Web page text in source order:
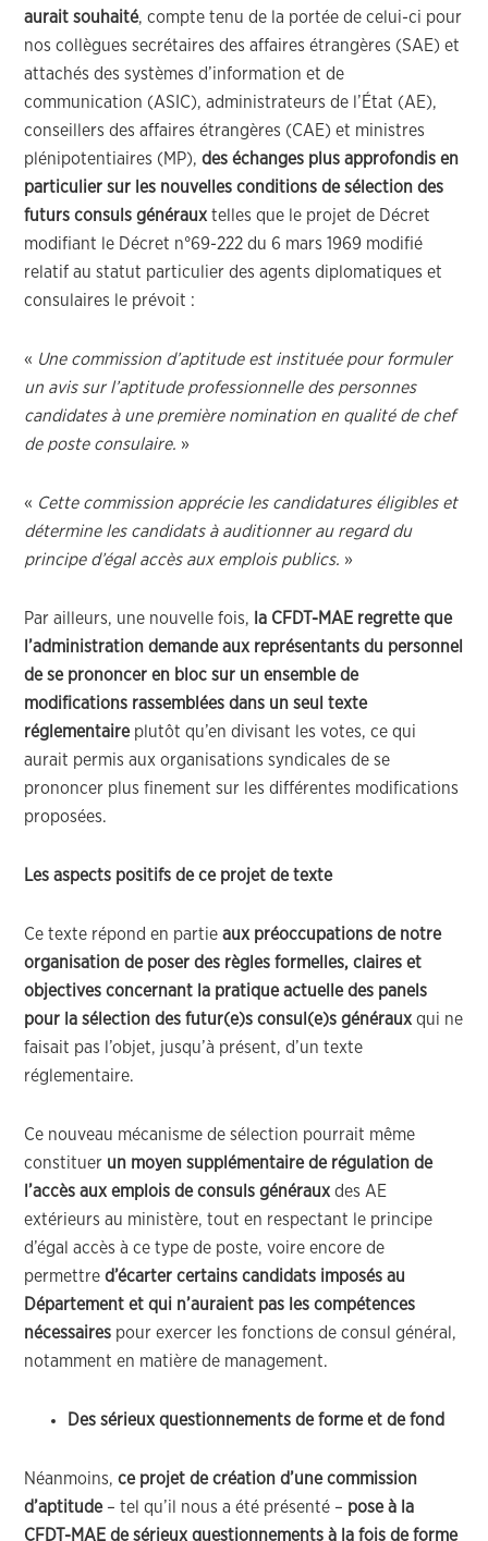
aurait souhaité, compte tenu de la portée de celui-ci pour
nos collègues secrétaires des affaires étrangères (SAE) et
attachés des systèmes d’information et de
communication (ASIC), administrateurs de l’État (AE),
conseillers des affaires étrangères (CAE) et ministres
plénipotentiaires (MP),des échanges plus approfondis en
particulier sur les nouvelles conditions de sélection des
futurs consuls générauxtelles que le projet de Décret
modifiant le Décret n°69-222 du 6 mars 1969 modifié
relatif au statut particulier des agents diplomatiques et
consulaires le prévoit :
« Une commission d’aptitude est instituée pour formuler
un avis sur l’aptitude professionnelle des personnes
candidates à une première nomination en qualité de chef
de poste consulaire. »
« Cette commission apprécie les candidatures éligibles et
détermine les candidats à auditionner au regard du
principe d’égal accès aux emplois publics. »
Par ailleurs, une nouvelle fois, la CFDT-MAE regrette que
l’administration demande aux représentants du personnel
de se prononcer en bloc sur un ensemble de
modifications rassemblées dans un seul texte
réglementaireplutôt qu’en divisant les votes, ce qui
aurait permis aux organisations syndicales de se
prononcer plus finement sur les différentes modifications
proposées.
Les aspects positifs de ce projet de texte
Ce texte répond en partie aux préoccupations de notre
organisation de poser des règles formelles, claires et
objectives concernant la pratique actuelle des panels
pour la sélection des futur(e)s consul(e)s généraux qui ne
faisait pas l’objet, jusqu’à présent, d’un texte
réglementaire.
Ce nouveau mécanisme de sélection pourrait même
constituer un moyen supplémentaire de régulation de
l’accès aux emplois de consuls généraux des AE
extérieurs au ministère, tout en respectant le principe
d’égal accès à ce type de poste, voire encore de
permettred’écarter certains candidats imposés au
Département et qui n’auraient pas les compétences
nécessaires pour exercer les fonctions de consul général,
notamment en matière de management.
Des sérieux questionnements de forme et de fond
Néanmoins,ce projet de création d’une commission
d’aptitude– tel qu’il nous a été présenté – pose à la
CFDT-MAE de sérieux questionnements à la fois de forme